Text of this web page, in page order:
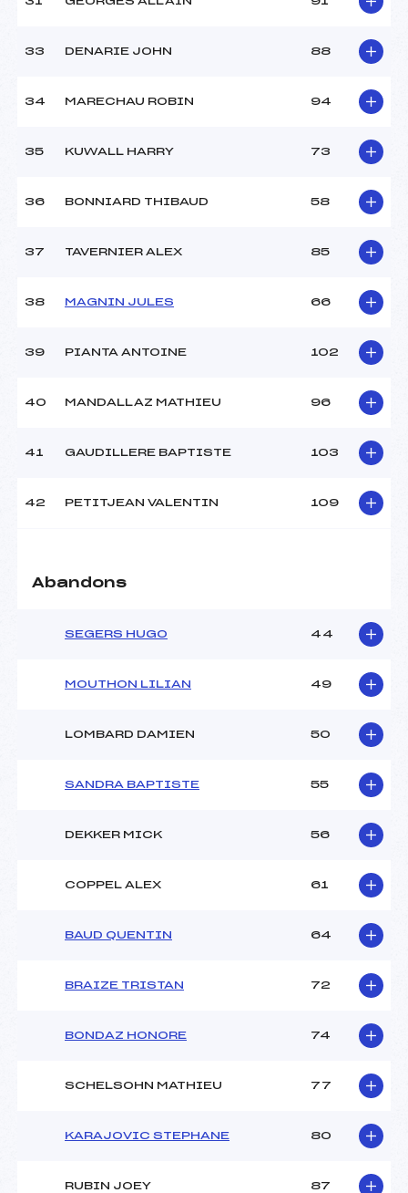
33 DENARIE JOHN 88
34 MARECHAU ROBIN 94
35 KUWALL HARRY 73
36 BONNIARD THIBAUD 58
37 TAVERNIER ALEX 85
38 MAGNIN JULES 66
39 PIANTA ANTOINE 102
40 MANDALLAZ MATHIEU 96
41 GAUDILLERE BAPTISTE 103
42 PETITJEAN VALENTIN 109
Abandons
SEGERS HUGO 44
MOUTHON LILIAN 49
LOMBARD DAMIEN 50
SANDRA BAPTISTE 55
DEKKER MICK 56
COPPEL ALEX 61
BAUD QUENTIN 64
BRAIZE TRISTAN 72
BONDAZ HONORE 74
SCHELSOHN MATHIEU 77
KARAJOVIC STEPHANE 80
RUBIN JOEY 87